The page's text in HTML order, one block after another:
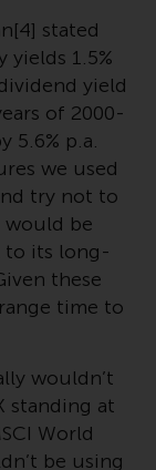
den
den
eine
an
stated
1.5%
yield
of 2000-
5.6% p.a.
we used
try not to
would be
to its long-
these
time to
wouldn’t
standing at
World
be using